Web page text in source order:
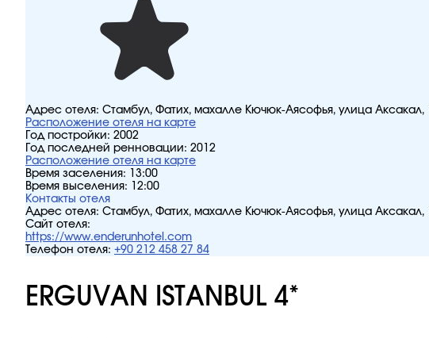
Адрес отеля: Стамбул, Фатих, махалле Кючюк-Аясофья, улица Аксакал, 1
Расположение отеля на карте
Год постройки: 2002
Год последней ренновации: 2012
Расположение отеля на карте
Время заселения:
13:00
Время выселения:
12:00
Контакты отеля
Адрес отеля: Стамбул, Фатих, махалле Кючюк-Аясофья, улица Аксакал, 1
Сайт отеля:
https://www.enderunhotel.com
Телефон отеля: +90 212 458 27 84
ERGUVAN ISTANBUL 4*